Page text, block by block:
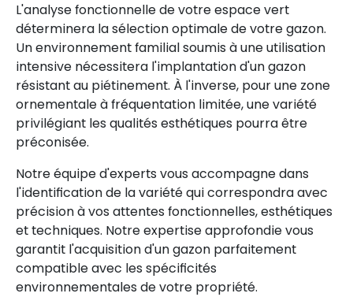
L'analyse fonctionnelle de votre espace vert
déterminera la sélection optimale de votre gazon.
Un environnement familial soumis à une utilisation
intensive nécessitera l'implantation d'un gazon
résistant au piétinement. À l'inverse, pour une zone
ornementale à fréquentation limitée, une variété
privilégiant les qualités esthétiques pourra être
préconisée.
Notre équipe d'experts vous accompagne dans
l'identification de la variété qui correspondra avec
précision à vos attentes fonctionnelles, esthétiques
et techniques. Notre expertise approfondie vous
garantit l'acquisition d'un gazon parfaitement
compatible avec les spécificités
environnementales de votre propriété.